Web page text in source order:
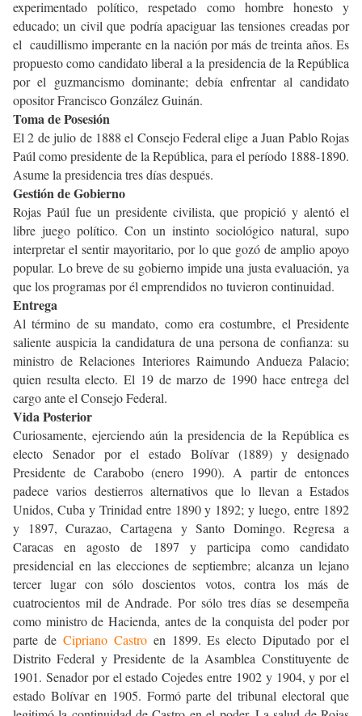
experimentado político, respetado como hombre honesto y
educado; un civil que podría apaciguar las tensiones creadas por
el caudillismo imperante en la nación por más de treinta años. Es
propuesto como candidato liberal a la presidencia de la República
por el guzmancismo dominante; debía enfrentar al candidato
opositor Francisco González Guinán.
Toma de Posesión
El 2 de julio de 1888 el Consejo Federal elige a Juan Pablo Rojas
Paúl como presidente de la República, para el período 1888-1890.
Asume la presidencia tres días después.
Gestión de Gobierno
Rojas Paúl fue un presidente civilista, que propició y alentó el
libre juego político. Con un instinto sociológico natural, supo
interpretar el sentir mayoritario, por lo que gozó de amplio apoyo
popular. Lo breve de su gobierno impide una justa evaluación, ya
que los programas por él emprendidos no tuvieron continuidad.
Entrega
Al término de su mandato, como era costumbre, el Presidente
saliente auspicia la candidatura de una persona de confianza: su
ministro de Relaciones Interiores Raimundo Andueza Palacio;
quien resulta electo. El 19 de marzo de 1990 hace entrega del
cargo ante el Consejo Federal.
Vida Posterior
Curiosamente, ejerciendo aún la presidencia de la República es
electo Senador por el estado Bolívar (1889) y designado
Presidente de Carabobo (enero 1990). A partir de entonces
padece varios destierros alternativos que lo llevan a Estados
Unidos, Cuba y Trinidad entre 1890 y 1892; y luego, entre 1892
y 1897, Curazao, Cartagena y Santo Domingo. Regresa a
Caracas en agosto de 1897 y participa como candidato
presidencial en las elecciones de septiembre; alcanza un lejano
tercer lugar con sólo doscientos votos, contra los más de
cuatrocientos mil de Andrade. Por sólo tres días se desempeña
como ministro de Hacienda, antes de la conquista del poder por
parte de Cipriano Castroen 1899. Es electo Diputado por el
Distrito Federal y Presidente de la Asamblea Constituyente de
1901. Senador por el estado Cojedes entre 1902 y 1904, y por el
estado Bolívar en 1905. Formó parte del tribunal electoral que